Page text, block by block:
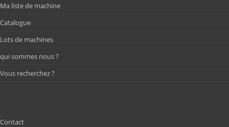
Ma liste de machine
Catalogue
Lots de machines
qui sommes nous ?
Vous recherchez ?
Contact